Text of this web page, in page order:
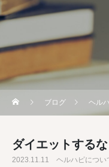
ブログ ヘル
ダイエットするな
2023.11.11 ヘルハピについ